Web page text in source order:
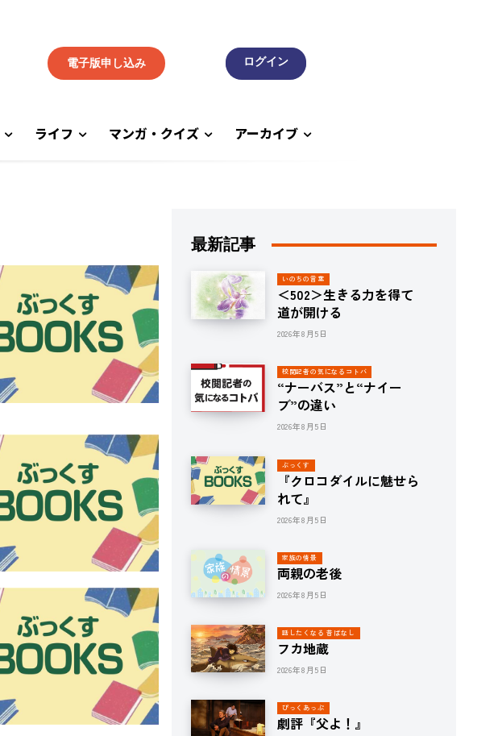
電子版申し込み
ライフ マンガ・クイズ アーカイブ
最新記事
いのちの言葉
＜502＞生きる力を得て
道が開ける
2026年8月5日
校閲記者の気になるコトバ
“ナーバス”と“ナイー
ブ”の違い
2026年8月5日
ぶっくす
『クロコダイルに魅せら
れて』
2026年8月5日
家族の情景
両親の老後
2026年8月5日
話したくなる 昔ばなし
フカ地蔵
2026年8月5日
ぴっくあっぷ
劇評『父よ！』